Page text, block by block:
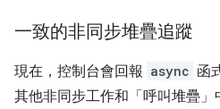
一致的非同步堆疊追蹤
現在，控制台會回報 async 函
其他非同步工作和「呼叫堆疊」